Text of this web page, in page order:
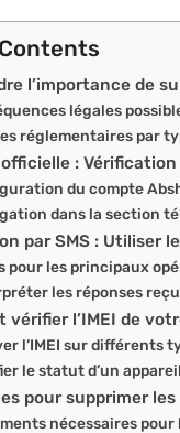
l’importance de
légales
réglementaires par
:
du compte
dans la section
par SMS : Utiliser
pour les principaux
les réponses
vérifier l’IMEI de
l’IMEI sur différents
le statut d’un
pour supprimer
nécessaires pour